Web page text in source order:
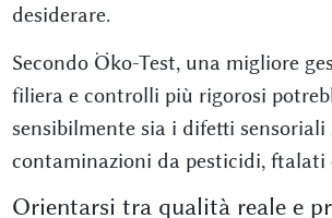
desiderare.
Secondo Öko-Test, una migliore
filiera e controlli più rigorosi
sensibilmente sia i difetti sensoriali
contaminazioni da pesticidi, ftalati
Orientarsi tra qualità reale e